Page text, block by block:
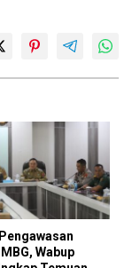
Wabup